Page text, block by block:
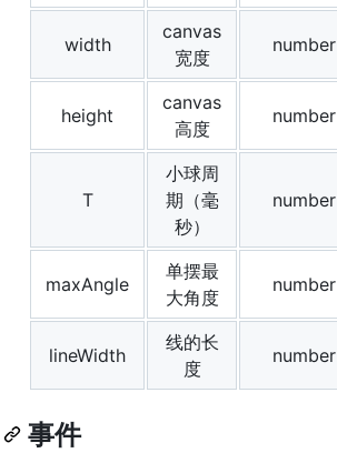
width
canvas
宽度
number
height
canvas
高度
number
T
小球周
期（毫
秒）
number
maxAngle
单摆最
大角度
number
lineWidth
线的长
度
number
事件